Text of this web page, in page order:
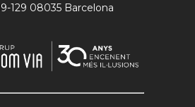
129 08035 Barcelona